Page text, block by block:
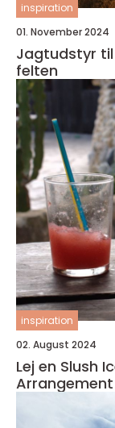
inspiration
01. November 2024
Jagtudstyr
felten
inspiration
02. August 2024
Lej en Slush
Arrangement